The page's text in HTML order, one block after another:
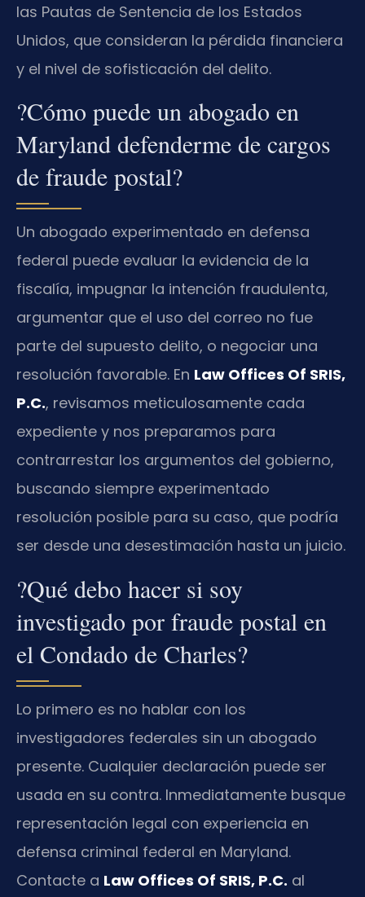
las Pautas de Sentencia de los Estados
Unidos, que consideran la pérdida financiera
y el nivel de sofisticación del delito.
?Cómo puede un abogado en
Maryland defenderme de cargos
de fraude postal?
Un abogado experimentado en defensa
federal puede evaluar la evidencia de la
fiscalía, impugnar la intención fraudulenta,
argumentar que el uso del correo no fue
parte del supuesto delito, o negociar una
resolución favorable. En Law Offices Of SRIS,
P.C., revisamos meticulosamente cada
expediente y nos preparamos para
contrarrestar los argumentos del gobierno,
buscando siempre experimentado
resolución posible para su caso, que podría
ser desde una desestimación hasta un juicio.
?Qué debo hacer si soy
investigado por fraude postal en
el Condado de Charles?
Lo primero es no hablar con los
investigadores federales sin un abogado
presente. Cualquier declaración puede ser
usada en su contra. Inmediatamente busque
representación legal con experiencia en
defensa criminal federal en Maryland.
Contacte a Law Offices Of SRIS, P.C. al